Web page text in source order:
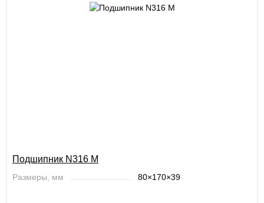
Подшипник N316 M
Размеры, мм 80×170×39